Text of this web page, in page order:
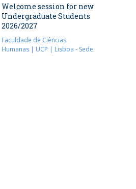
Welcome session for new
Undergraduate Students
2026/2027
Faculdade de Ciências
Humanas | UCP | Lisboa - Sede